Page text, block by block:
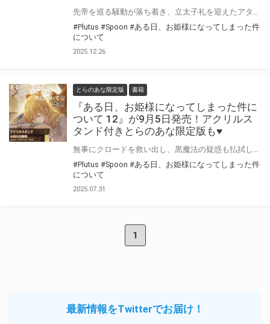
#Plutus #Spoon #ある日、お姫様になってしまった件
について
2025.12.26
とらのあな限定版 書籍
『ある日、お姫様になってしまった件に
ついて 12』が9月5日発売！アクリルス
タンド付きとらのあな限定版も♥
#Plutus #Spoon #ある日、お姫様になってしまった件
について
2025.07.31
1
最新情報をTwitterでお届け！